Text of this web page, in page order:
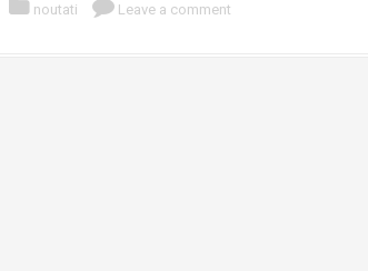
noutati Leave a comment